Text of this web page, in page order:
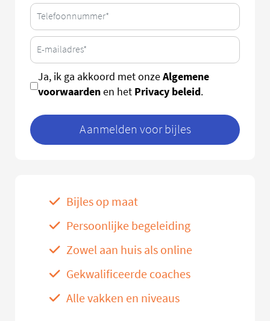
Ja, ik ga akkoord met onzeAlgemene
voorwaardenen het Privacy beleid.
Aanmelden voor bijles
Bijles op maat
Persoonlijke begeleiding
Zowel aan huis als online
Gekwalificeerde coaches
Alle vakken en niveaus